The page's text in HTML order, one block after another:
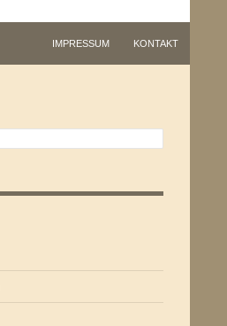
IMPRESSUM KONTAKT